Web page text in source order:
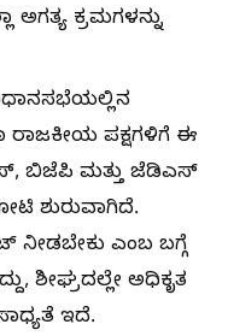
ಅಗತ್ಯ ಕ್ರಮಗಳನ್ನು
ಪಕ್ಷಗಳಿಗೆ ಈ
ಬಿಜೆಪಿ ಮತ್ತು ಜೆಡಿಎಸ್
ಶುರುವಾಗಿದೆ.
ಎಂಬ ಬಗ್ಗೆ
ಶೀಘ್ರದಲ್ಲೇ ಅಧಿಕೃತ
ಇದೆ.